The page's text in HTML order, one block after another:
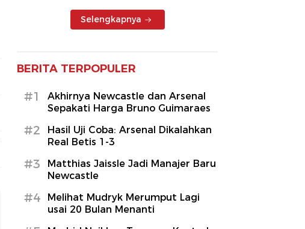
Selengkapnya
BERITA TERPOPULER
#1
Akhirnya Newcastle dan Arsenal
Sepakati Harga Bruno Guimaraes
#2
Hasil Uji Coba: Arsenal Dikalahkan
Real Betis 1-3
#3
Matthias Jaissle Jadi Manajer Baru
Newcastle
#4
Melihat Mudryk Merumput Lagi
usai 20 Bulan Menanti